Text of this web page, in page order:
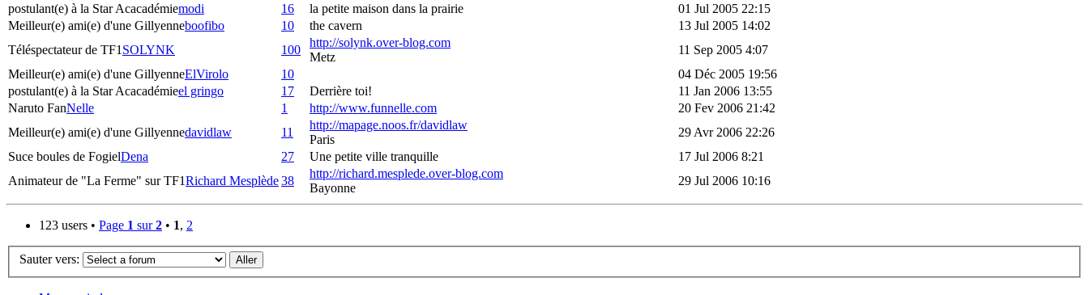
postulant(e) à la Star Acacadémiemodi 16 la petite maison dans la prairie
01 Jul 2005 22:15
Meilleur(e) ami(e) d'une Gillyenneboofibo 10 the cavern
13 Jul 2005 14:02
Téléspectateur de TF1 SOLYNK 100
http://solynk.over-blog.com
Metz
11 Sep 2005 4:07
Meilleur(e) ami(e) d'une GillyenneElVirolo 10
04 Déc 2005 19:56
postulant(e) à la Star Acacadémieel gringo 17 Derrière toi!
11 Jan 2006 13:55
Naruto FanNelle 1 http://www.funnelle.com
20 Fev 2006 21:42
Meilleur(e) ami(e) d'une Gillyennedavidlaw 11
http://mapage.noos.fr/davidlaw
Paris
29 Avr 2006 22:26
Suce boules de FogielDena 27 Une petite ville tranquille
17 Jul 2006 8:21
Animateur de "La Ferme" sur TF1Richard Mesplède38
http://richard.mesplede.over-blog.com
Bayonne
29 Jul 2006 10:16
123 users • Page 1 sur2 • 1, 2
Sauter vers: